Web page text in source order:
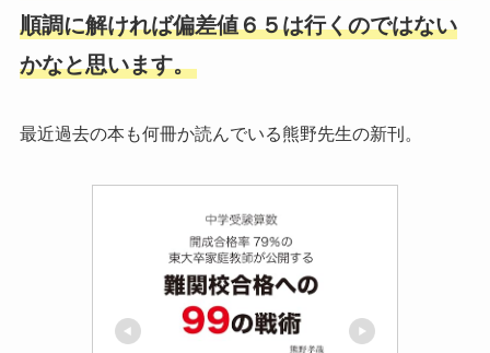
順調に解ければ偏差値６５は行くのではない
かなと思います。
最近過去の本も何冊か読んでいる熊野先生の新刊。